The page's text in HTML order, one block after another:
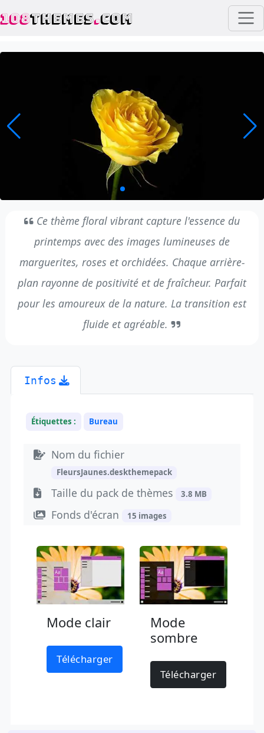
108THEMES.COM
Ce thème floral vibrant capture l'essence du
printemps avec des images lumineuses de
marguerites, roses et orchidées. Chaque arrière-
plan rayonne de positivité et de fraîcheur. Parfait
pour les amoureux de la nature. La transition est
fluide et agréable.
Infos
Étiquettes : Bureau
Nom du fichier
FleursJaunes.deskthemepack
Taille du pack de thèmes 3.8 MB
Fonds d'écran 15 images
Mode clair
Télécharger
Mode
sombre
Télécharger